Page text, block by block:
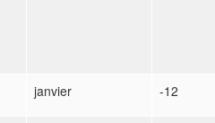
janvier -12